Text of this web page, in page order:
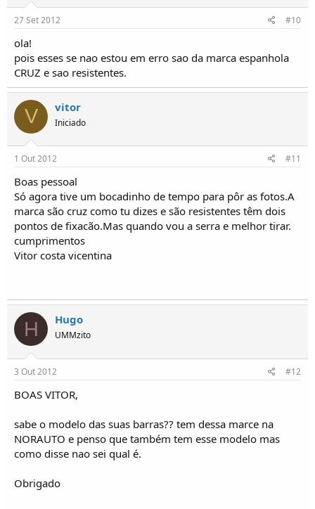
27 Set 2012 #10
ola!
pois esses se nao estou em erro sao da marca espanhola
CRUZ e sao resistentes.
V vitor
Iniciado
1 Out 2012 #11
Boas pessoal
Só agora tive um bocadinho de tempo para pôr as fotos.A
marca são cruz como tu dizes e são resistentes têm dois
pontos de fixacão.Mas quando vou a serra e melhor tirar.
cumprimentos
Vitor costa vicentina
H Hugo
UMMzito
3 Out 2012 #12
BOAS VITOR,
sabe o modelo das suas barras?? tem dessa marce na
NORAUTO e penso que também tem esse modelo mas
como disse nao sei qual é.
Obrigado